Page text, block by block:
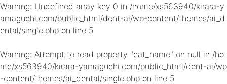
i
o
Warning: Undefined array key 0 in /home/xs563940/kirara-y
amaguchi.com/public_html/dent-ai/wp-content/themes/ai_d
ental/single.php on line 5
Warning: Attempt to read property "cat_name" on null in /ho
me/xs563940/kirara-yamaguchi.com/public_html/dent-ai/wp
-content/themes/ai_dental/single.php on line 5